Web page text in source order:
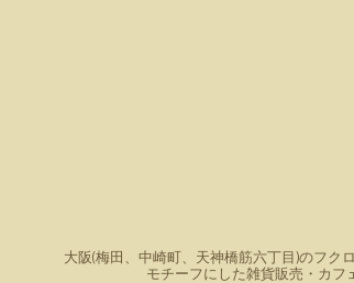
大阪(梅田、中崎町、天神橋筋六丁目)のフク
モチーフにした雑貨販売・カフ